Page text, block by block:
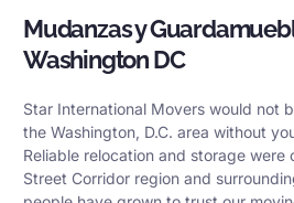
Mudanzas y
Washington DC
Star International Movers would not
the Washington, D.C. area without
Reliable relocation and storage
Street Corridor region and